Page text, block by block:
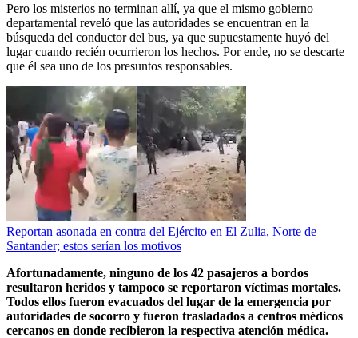
Pero los misterios no terminan allí, ya que el mismo gobierno
departamental reveló que las autoridades se encuentran en la
búsqueda del conductor del bus, ya que supuestamente huyó del
lugar cuando recién ocurrieron los hechos. Por ende, no se descarte
que él sea uno de los presuntos responsables.
Reportan asonada en contra del Ejército en El Zulia, Norte de
Santander; estos serían los motivos
Afortunadamente, ninguno de los 42 pasajeros a bordos
resultaron heridos y tampoco se reportaron víctimas mortales.
Todos ellos fueron evacuados del lugar de la emergencia por
autoridades de socorro y fueron trasladados a centros médicos
cercanos en donde recibieron la respectiva atención médica.